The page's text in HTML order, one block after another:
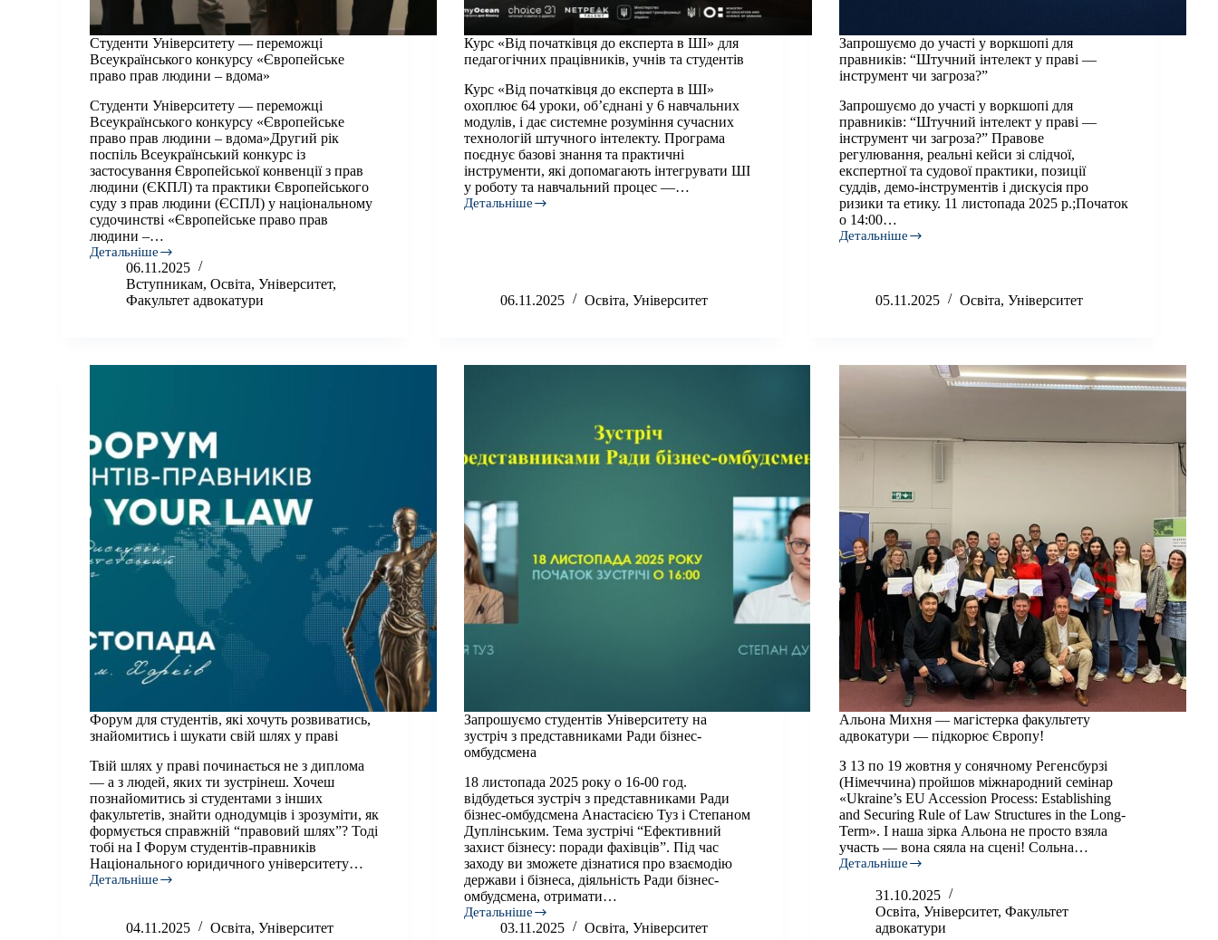
Студенти Університету — переможці
Всеукраїнського конкурсу «Європейське
право прав людини – вдома»
Студенти Університету — переможці
Всеукраїнського конкурсу «Європейське
право прав людини – вдома»Другий рік
поспіль Всеукраїнський конкурс із
застосування Європейської конвенції з прав
людини (ЄКПЛ) та практики Європейського
суду з прав людини (ЄСПЛ) у національному
судочинстві «Європейське право прав
людини –…
Детальніше
Студенти
Університету
переможці
право
06.11.2025
Вступникам,Освіта,Університет,
Факультет адвокатури
Курс «Від початківця до експерта в ШІ» для
педагогічних працівників, учнів та студентів
Курс «Від початківця до експерта в ШІ»
охоплює 64 уроки, об’єднані у 6 навчальних
модулів, і дає системне розуміння сучасних
технологій штучного інтелекту. Програма
поєднує базові знання та практичні
інструменти, які допомагають інтегрувати ШІ
у роботу та навчальний процес —…
Детальніше
Курс
учнів
06.11.2025 Освіта,Університет
Запрошуємо до участі у воркшопі для
правників: “Штучний інтелект у праві —
інструмент чи загроза?”
Запрошуємо до участі у воркшопі для
правників: “Штучний інтелект у праві —
інструмент чи загроза?” Правове
регулювання, реальні кейси зі слідчої,
експертної та судової практики, позиції
суддів, демо-інструментів і дискусія про
ризики та етику. 11 листопада 2025 р.;Початок
о 14:00…
Детальніше
Запрошуємо
воркшопі
інтелект
чи
05.11.2025 Освіта, Університет
​​Форум для студентів, які хочуть розвиватись,
знайомитись і шукати свій шлях у праві
Твій шлях у праві починається не з диплома
— а з людей, яких ти зустрінеш. Хочеш
познайомитись зі студентами з інших
факультетів, знайти однодумців і зрозуміти, як
формується справжній “правовий шлях”? Тоді
тобі на I Форум студентів-правників
Національного юридичного університету…
Детальніше
студентів,04.11.2025 Освіта,Університет
Запрошуємо студентів Університету на
зустріч з представниками Ради бізнес-
омбудсмена
18 листопада 2025 року о 16-00 год.
відбудеться зустріч з представниками Ради
бізнес-омбудсмена Анастасією Туз і Степаном
Дуплінським. Тема зустрічі “Ефективний
захист бізнесу: поради фахівців”. Під час
заходу ви зможете дізнатися про взаємодію
держави і бізнеса, діяльність Ради бізнес-
омбудсмена, отримати…
Детальніше
Запрошуємо
студентів03.11.2025 Освіта,Університет
Альона Михня — магістерка факультету
адвокатури — підкорює Європу!
З 13 по 19 жовтня у сонячному Регенсбурзі
(Німеччина) пройшов міжнародний семінар
«Ukraine’s EU Accession Process: Establishing
and Securing Rule of Law Structures in the Long-
Term». І наша зірка Альона не просто взяла
участь — вона сяяла на сцені! Сольна…
Детальніше
Альона
магістерка
факультету
31.10.2025
Освіта, Університет, Факультет
адвокатури